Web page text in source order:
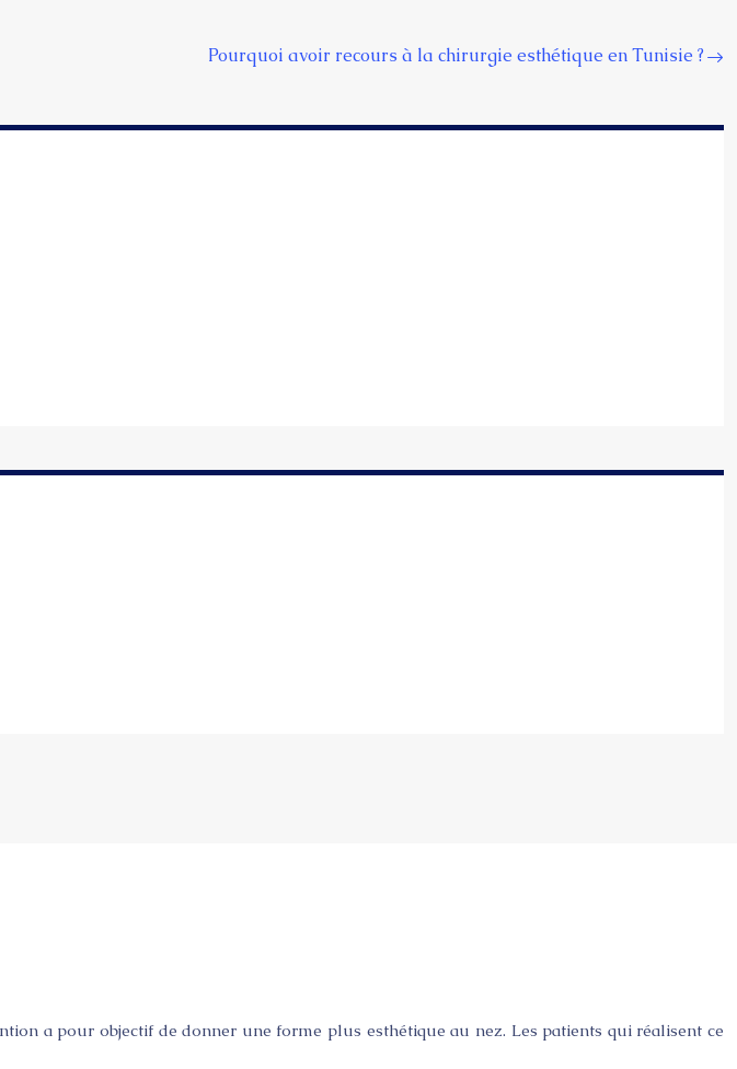
Pourquoi avoir recours à la chirurgie esthétique en Tunisie ?
a pour objectif de donner une forme plus esthétique au nez. Les patients qui réalisent ce